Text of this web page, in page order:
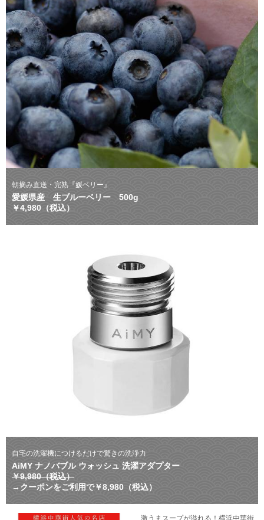
朝摘み直送・完熟『媛ベリー』
愛媛県産 生ブルーベリー 500g
￥4,980（税込）
自宅の洗濯機につけるだけで驚きの洗浄力
AiMY ナノバブル ウォッシュ 洗濯アダプター
￥9,980（税込）
→クーポンをご利用で￥8,980（税込）
激うまスープが溢れる！横浜中華街